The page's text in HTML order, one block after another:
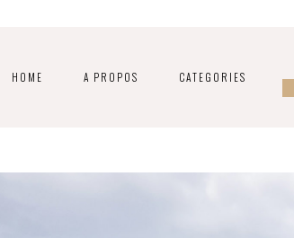
HOME A PROPOS CATEGORIES